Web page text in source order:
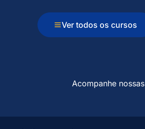
Ver todos os cursos
Acompanhe nossas